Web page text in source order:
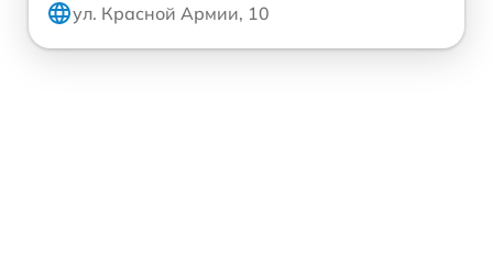
ул. Красной Армии, 10